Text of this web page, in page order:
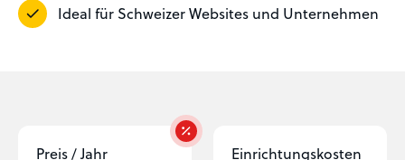
Ideal für Schweizer Websites und Unternehmen
Preis / Jahr Einrichtungs­kosten